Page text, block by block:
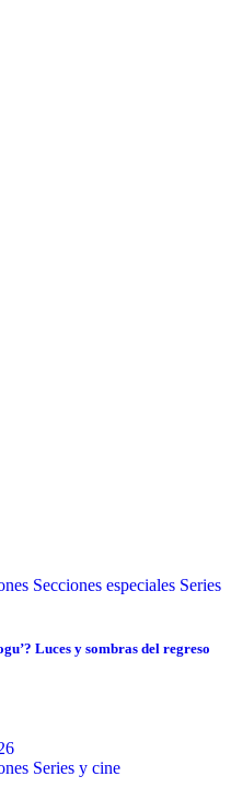
Secciones especiales Series
Luces y sombras del regreso
Series y cine